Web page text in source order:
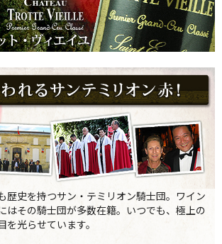
歴史を持つサン・テミリオン騎士団。ワイン
はその騎士団が多数在籍。いつでも、極上の
光らせています。